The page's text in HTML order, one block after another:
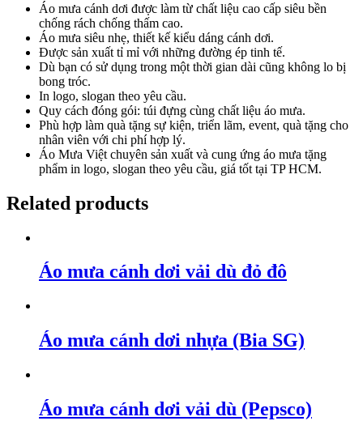
Áo mưa cánh dơi được làm từ chất liệu cao cấp siêu bền
chống rách chống thấm cao.
Áo mưa siêu nhẹ, thiết kế kiểu dáng cánh dơi.
Được sản xuất tỉ mỉ với những đường ép tinh tế.
Dù bạn có sử dụng trong một thời gian dài cũng không lo bị
bong tróc.
In logo, slogan theo yêu cầu.
Quy cách đóng gói: túi đựng cùng chất liệu áo mưa.
Phù hợp làm quà tặng sự kiện, triển lãm, event, quà tặng cho
nhân viên với chi phí hợp lý.
Áo Mưa Việt chuyên sản xuất và cung ứng áo mưa tặng
phẩm in logo, slogan theo yêu cầu, giá tốt tại TP HCM.
Related products
Áo mưa cánh dơi vải dù đỏ đô
Áo mưa cánh dơi nhựa (Bia SG)
Áo mưa cánh dơi vải dù (Pepsco)